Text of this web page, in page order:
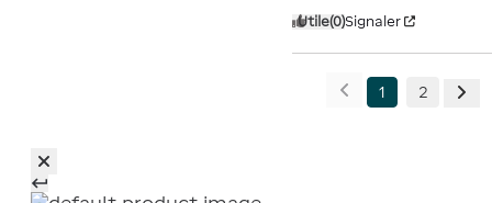
Utile(0)Signaler
1 2